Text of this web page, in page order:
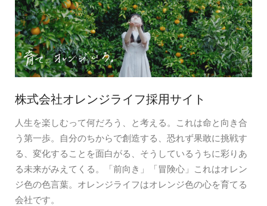
株式会社オレンジライフ採用サイト
人生を楽しむって何だろう、と考える。これは命と向き合
う第一歩。自分のちからで創造する、恐れず果敢に挑戦す
る、変化することを面白がる、そうしているうちに彩りあ
る未来がみえてくる。「前向き」「冒険心」これはオレン
ジ色の色言葉。オレンジライフはオレンジ色の心を育てる
会社です。